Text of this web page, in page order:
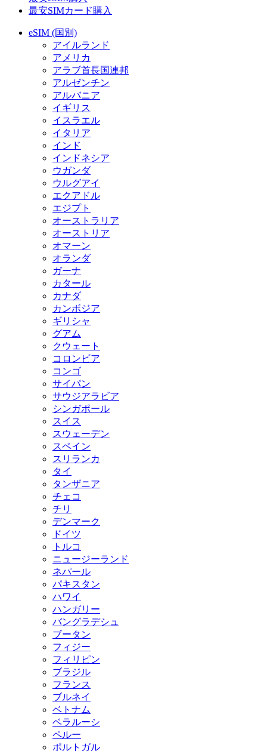
最安SIMカード購入
eSIM (国別)
アイルランド
アメリカ
アラブ首長国連邦
アルゼンチン
アルバニア
イギリス
イスラエル
イタリア
インド
インドネシア
ウガンダ
ウルグアイ
エクアドル
エジプト
オーストラリア
オーストリア
オマーン
オランダ
ガーナ
カタール
カナダ
カンボジア
ギリシャ
グアム
クウェート
コロンビア
コンゴ
サイパン
サウジアラビア
シンガポール
スイス
スウェーデン
スペイン
スリランカ
タイ
タンザニア
チェコ
チリ
デンマーク
ドイツ
トルコ
ニュージーランド
ネパール
パキスタン
ハワイ
ハンガリー
バングラデシュ
ブータン
フィジー
フィリピン
ブラジル
フランス
ブルネイ
ベトナム
ベラルーシ
ペルー
ポルトガル